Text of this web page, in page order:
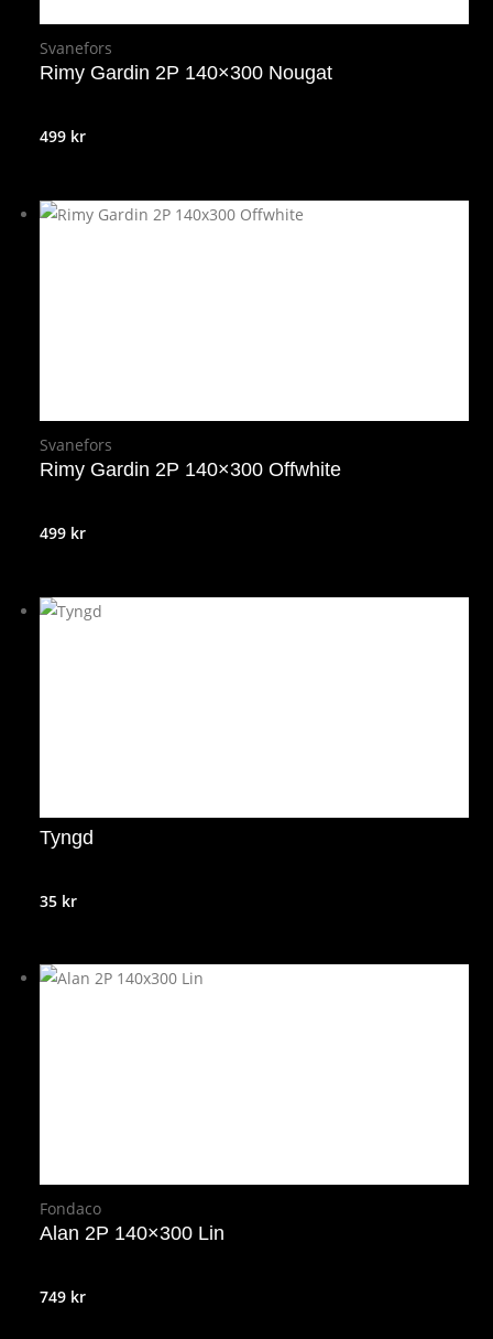
Svanefors
Rimy Gardin 2P 140×300 Nougat
499 kr
Svanefors
Rimy Gardin 2P 140×300 Offwhite
499 kr
Tyngd
35 kr
Fondaco
Alan 2P 140×300 Lin
749 kr